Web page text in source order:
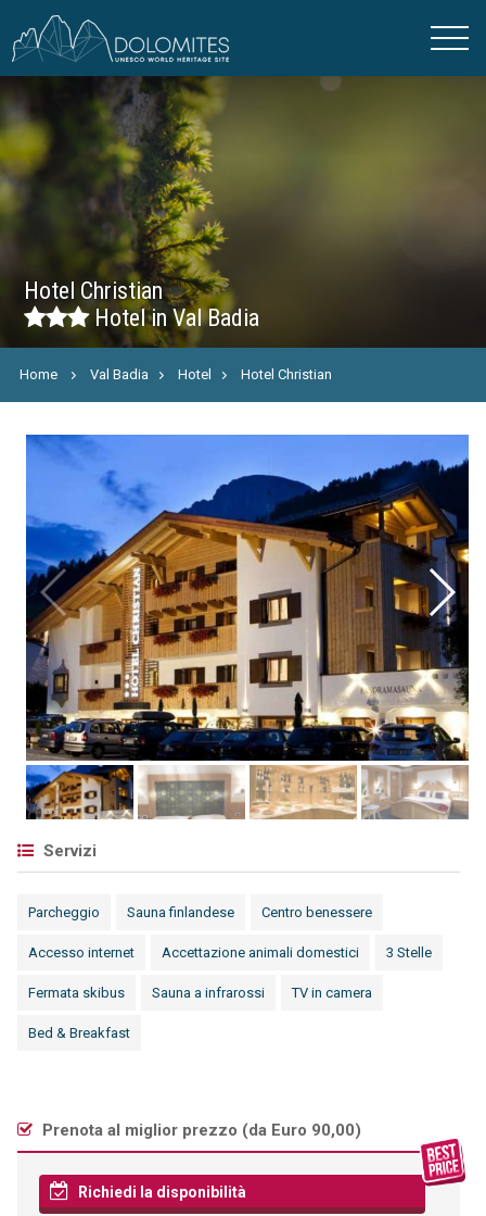
Hotel Christian
Hotel in Val Badia
Home Val Badia Hotel Hotel Christian
Servizi
Parcheggio Sauna finlandese Centro benessere
Accesso internet Accettazione animali domestici 3 Stelle
Fermata skibus Sauna a infrarossi TV in camera
Bed & Breakfast
Prenota al miglior prezzo (da Euro 90,00)
Richiedi la disponibilità